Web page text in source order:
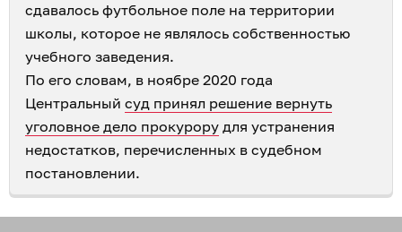
сдавалось футбольное поле на территории
школы, которое не являлось собственностью
учебного заведения.
По его словам, в ноябре 2020 года
Центральный суд принял решение вернуть
уголовное дело прокурору для устранения
недостатков, перечисленных в судебном
постановлении.